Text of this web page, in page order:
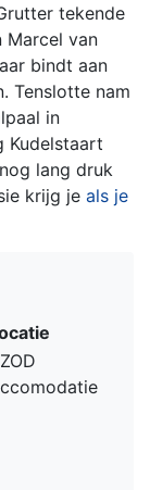
tekende
Marcel van
bindt aan
Tenslotte nam
in
Kudelstaart
lang druk
krijg je als je